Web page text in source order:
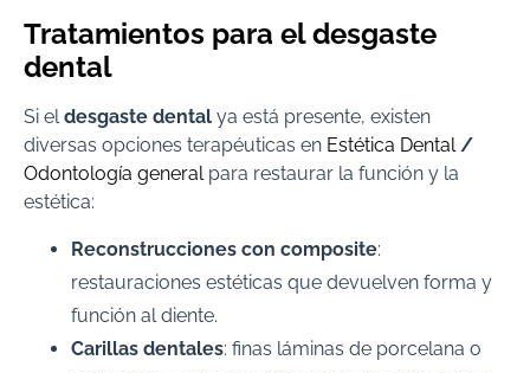
Tratamientos para el desgaste
dental
Si el desgaste dental ya está presente, existen
diversas opciones terapéuticas en Estética Dental /
Odontología general para restaurar la función y la
estética:
Reconstrucciones con composite:
restauraciones estéticas que devuelven forma y
función al diente.
Carillas dentales: finas láminas de porcelana o